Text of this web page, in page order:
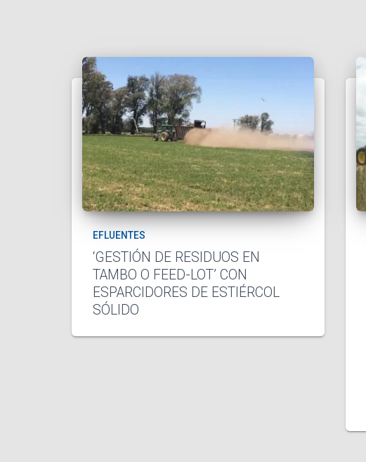
EFLUENTES
‘GESTIÓN DE RESIDUOS EN
TAMBO O FEED-LOT’ CON
ESPARCIDORES DE ESTIÉRCOL
SÓLIDO